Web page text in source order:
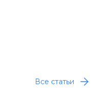
Все статьи